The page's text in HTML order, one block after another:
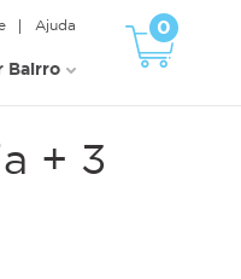
0
Ajuda
Bairro
+ 3